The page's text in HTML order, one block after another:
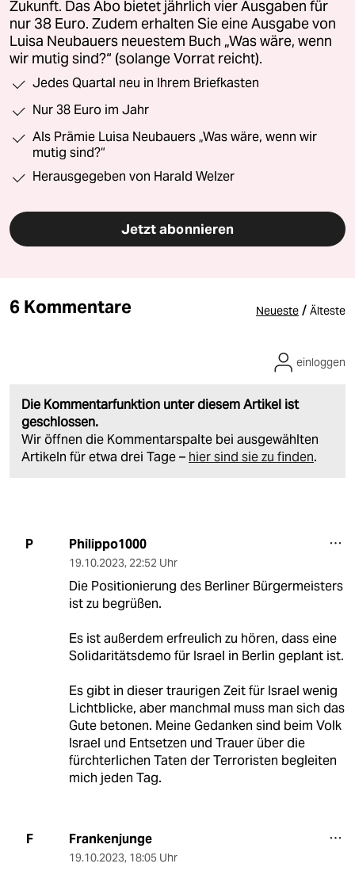
Zukunft. Das Abo bietet jährlich vier Ausgaben für
nur 38 Euro. Zudem erhalten Sie eine Ausgabe von
Luisa Neubauers neuestem Buch „Was wäre, wenn
wir mutig sind?“ (solange Vorrat reicht).
Jedes Quartal neu in Ihrem Briefkasten
Nur 38 Euro im Jahr
Als Prämie Luisa Neubauers „Was wäre, wenn wir
mutig sind?“
Herausgegeben von Harald Welzer
Jetzt abonnieren
6 Kommentare Neueste / Älteste
Die Kommentarfunktion unter diesem Artikel ist
geschlossen.
Wir öffnen die Kommentarspalte bei ausgewählten
Artikeln für etwa drei Tage – hier sind sie zu finden.
einloggen
P Philippo1000
19.10.2023, 22:52 Uhr
Die Positionierung des Berliner Bürgermeisters
ist zu begrüßen.
Es ist außerdem erfreulich zu hören, dass eine
Solidaritätsdemo für Israel in Berlin geplant ist.
Es gibt in dieser traurigen Zeit für Israel wenig
Lichtblicke, aber manchmal muss man sich das
Gute betonen. Meine Gedanken sind beim Volk
Israel und Entsetzen und Trauer über die
fürchterlichen Taten der Terroristen begleiten
mich jeden Tag.
F Frankenjunge
19.10.2023, 18:05 Uhr